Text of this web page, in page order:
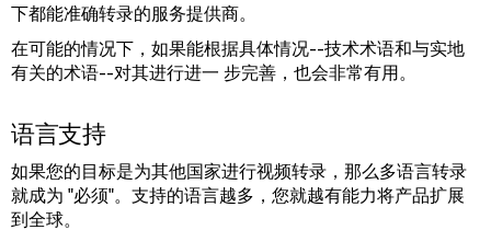
下都能准确转录的服务提供商。
在可能的情况下，如果能根据具体情况--技术术语和与实地
有关的术语--对其进行进一 步完善，也会非常有用。
语言支持
如果您的目标是为其他国家进行视频转录，那么多语言转录
就成为 "必须"。支持的语言越多，您就越有能力将产品扩展
到全球。